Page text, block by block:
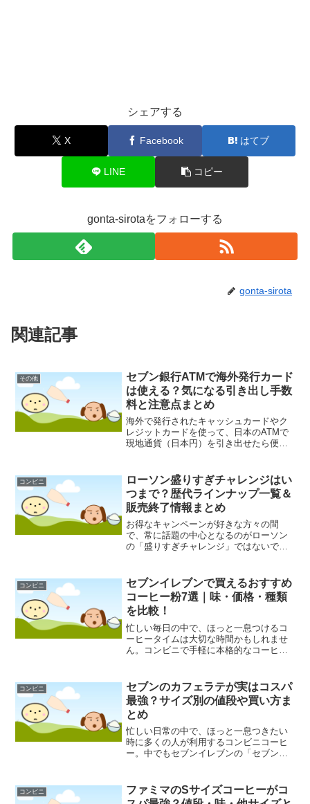
シェアする
X Facebook はてブ
LINE コピー
gonta-sirotaをフォローする
gonta-sirota
関連記事
その他
セブン銀行ATMで海外発行カード
は使える？気になる引き出し手数
料と注意点まとめ
海外で発行されたキャッシュカードやク
レジットカードを使って、日本のATMで
現地通貨（日本円）を引き出せたら便利
ってアクセスしやすい選択肢の一つでは
ないでしょうか。しか...
コンビニ
ローソン盛りすぎチャレンジはい
つまで？歴代ラインナップ一覧＆
販売終了情報まとめ
お得なキャンペーンが好きな方々の間
で、常に話題の中心となるのがローソン
の「盛りすぎチャレンジ」ではないでし
りすぎ」なこの企画。毎回、多くのファ
ンが発売を心待ちにしてい...
コンビニ
セブンイレブンで買えるおすすめ
コーヒー粉7選｜味・価格・種類
を比較！
忙しい毎日の中で、ほっと一息つけるコ
ーヒータイムは大切な時間かもしれませ
ん。コンビニで手軽に本格的なコーヒー
ないでしょうか。特にセブンイレブンで
は、様々な種類のコーヒー...
コンビニ
セブンのカフェラテが実はコスパ
最強？サイズ別の値段や買い方ま
とめ
忙しい日常の中で、ほっと一息つきたい
時に多くの人が利用するコンビニコーヒ
ー。中でもセブンイレブンの「セブンカ
なミルクと香り高いコーヒーが楽しめる
カフェラテは、定番のメニ...
コンビニ
ファミマのSサイズコーヒーがコ